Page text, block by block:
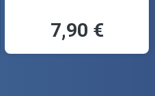
7,90 €